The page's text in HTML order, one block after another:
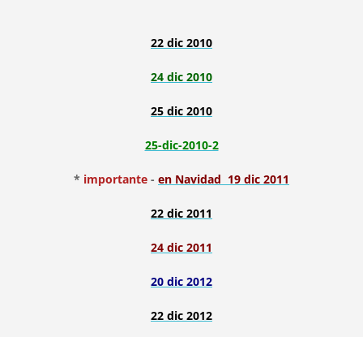
22 dic 2010
24 dic 2010
25 dic 2010
25-dic-2010-2
* importante - en Navidad 19 dic 2011
22 dic 2011
24 dic 2011
20 dic 2012
22 dic 2012